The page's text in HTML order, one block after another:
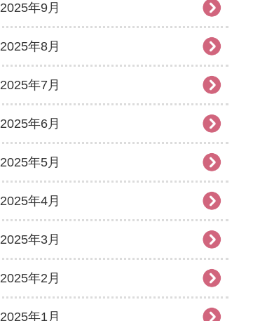
2025年9月
2025年8月
2025年7月
2025年6月
2025年5月
2025年4月
2025年3月
2025年2月
2025年1月